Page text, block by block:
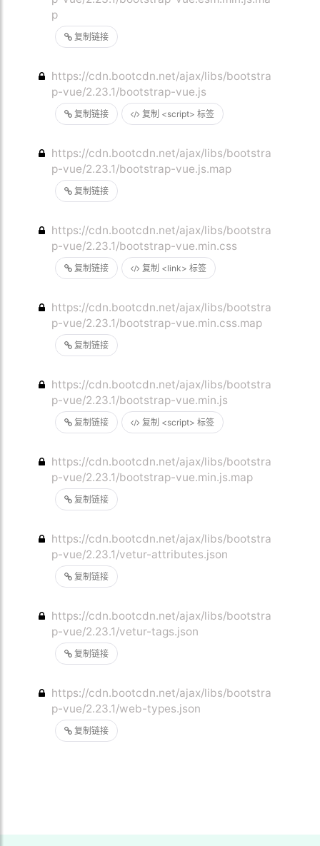
复制链接
p
复制链接 复制 <script> 标签
https://cdn.bootcdn.net/ajax/libs/bootstra
p-vue/2.23.1/bootstrap-vue.js
复制链接
https://cdn.bootcdn.net/ajax/libs/bootstra
p-vue/2.23.1/bootstrap-vue.js.map
复制链接 复制 <link> 标签
https://cdn.bootcdn.net/ajax/libs/bootstra
p-vue/2.23.1/bootstrap-vue.min.css
复制链接
https://cdn.bootcdn.net/ajax/libs/bootstra
p-vue/2.23.1/bootstrap-vue.min.css.map
复制链接 复制 <script> 标签
https://cdn.bootcdn.net/ajax/libs/bootstra
p-vue/2.23.1/bootstrap-vue.min.js
复制链接
https://cdn.bootcdn.net/ajax/libs/bootstra
p-vue/2.23.1/bootstrap-vue.min.js.map
复制链接
https://cdn.bootcdn.net/ajax/libs/bootstra
p-vue/2.23.1/vetur-attributes.json
复制链接
https://cdn.bootcdn.net/ajax/libs/bootstra
p-vue/2.23.1/vetur-tags.json
复制链接
https://cdn.bootcdn.net/ajax/libs/bootstra
p-vue/2.23.1/web-types.json